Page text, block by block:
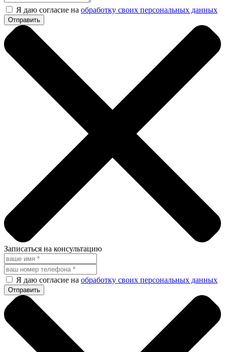
Я даю согласие на обработку своих персональных данных
Записаться на консультацию
Я даю согласие на обработку своих персональных данных